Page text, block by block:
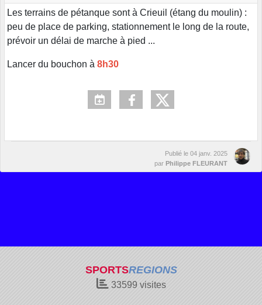
Les terrains de pétanque sont à Crieuil (étang du moulin) :
peu de place de parking, stationnement le long de la route,
prévoir un délai de marche à pied ...
Lancer du bouchon à 8h30
Publié le 04 janv. 2025
par Philippe FLEURANT
SPORTSREGIONS
33599 visites